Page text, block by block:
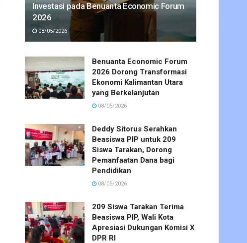
Investasi pada Benuanta Economic Forum
2026
08/05/2026
Benuanta Economic Forum
2026 Dorong Transformasi
Ekonomi Kalimantan Utara
yang Berkelanjutan
08/05/2026
Deddy Sitorus Serahkan
Beasiswa PIP untuk 209
Siswa Tarakan, Dorong
Pemanfaatan Dana bagi
Pendidikan
08/05/2026
209 Siswa Tarakan Terima
Beasiswa PIP, Wali Kota
Apresiasi Dukungan Komisi X
DPR RI